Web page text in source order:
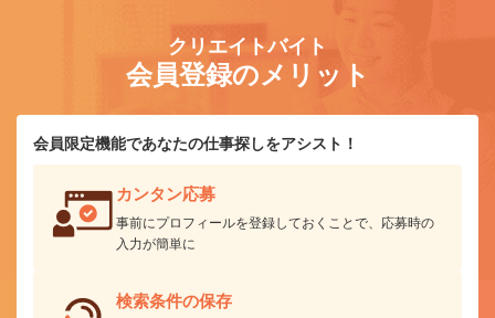
クリエイトバイト
会員登録のメリット
会員限定機能であなたの仕事探しをアシスト！
カンタン応募
事前にプロフィールを登録しておくことで、応募時の
入力が簡単に
検索条件の保存